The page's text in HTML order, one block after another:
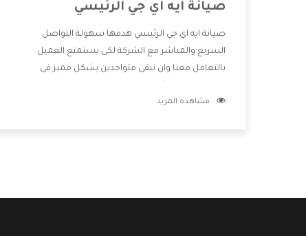
صيانة ايه اي جي الرئيسي
صيانة ايه اي جي الرئيسي هدفها سهولة التواصل
السريع والمباشر مع الشركة لكى يستمتع العميل
بالتعامل معنا وان نبقى متواجدين بشكل مميز فى
للعميل وان يستمتع بالخدمات التى تنفرد الشركة بها
مشاهدة المزيد